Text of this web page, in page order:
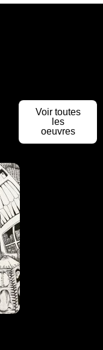
Voir toutes
les
oeuvres